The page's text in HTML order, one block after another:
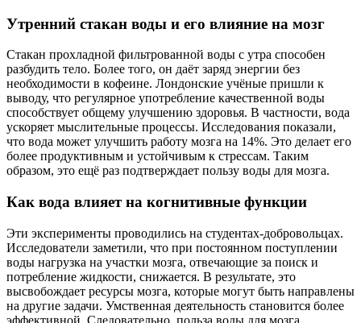
Утренний стакан воды и его влияние на мозг
Стакан прохладной фильтрованной воды с утра способен
разбудить тело. Более того, он даёт заряд энергии без
необходимости в кофеине. Лондонские учёные пришли к
выводу, что регулярное употребление качественной воды
способствует общему улучшению здоровья. В частности, вода
ускоряет мыслительные процессы. Исследования показали,
что вода может улучшить работу мозга на 14%. Это делает его
более продуктивным и устойчивым к стрессам. Таким
образом, это ещё раз подтверждает пользу воды для мозга.
Как вода влияет на когнитивные функции
Эти эксперименты проводились на студентах-добровольцах.
Исследователи заметили, что при постоянном поступлении
воды нагрузка на участки мозга, отвечающие за поиск и
потребление жидкости, снижается. В результате, это
высвобождает ресурсы мозга, которые могут быть направлены
на другие задачи. Умственная деятельность становится более
эффективной. Следовательно, польза воды для мозга